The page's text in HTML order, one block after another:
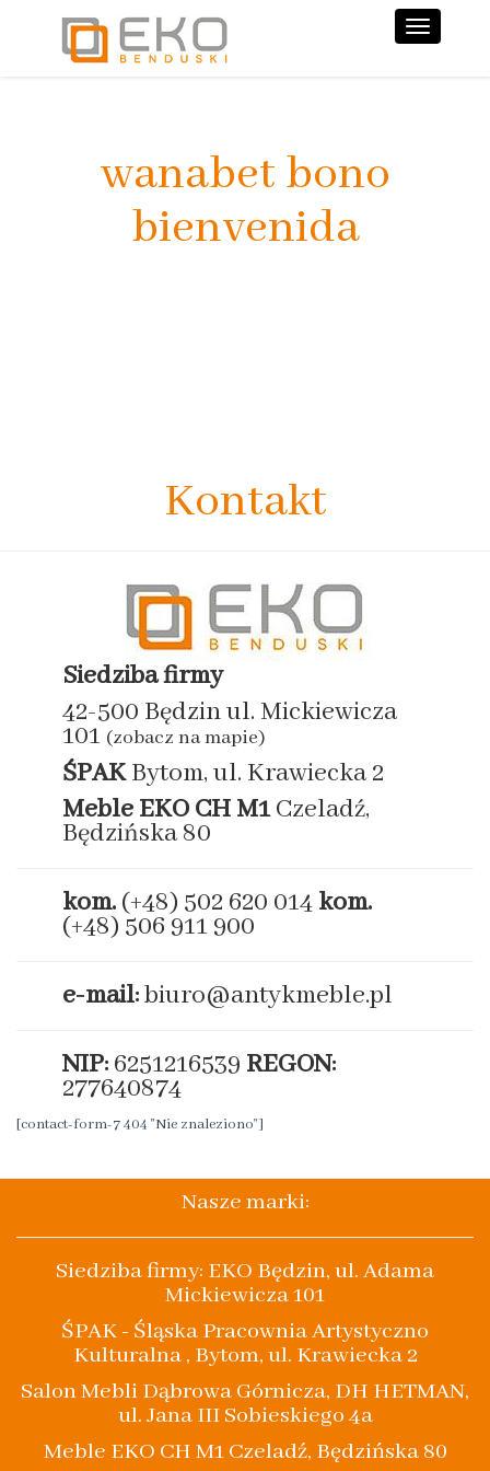
wanabet bono
bienvenida
Kontakt
Siedziba firmy
42-500 Będzin ul. Mickiewicza
101 (zobacz na mapie)
ŚPAKBytom, ul. Krawiecka 2
Meble EKO CH M1Czeladź,
Będzińska 80
kom. (+48) 502 620 014 kom.
(+48) 506 911 900
e-mail:biuro@antykmeble.pl
NIP: 6251216539 REGON:
277640874
[contact-form-7 404 "Nie znaleziono"]
Nasze marki:
Siedziba firmy: EKO Będzin, ul. Adama
Mickiewicza 101
ŚPAK - Śląska Pracownia Artystyczno
Kulturalna , Bytom, ul. Krawiecka 2
Salon Mebli Dąbrowa Górnicza, DH HETMAN,
ul. Jana III Sobieskiego 4a
Meble EKO CH M1 Czeladź, Będzińska 80